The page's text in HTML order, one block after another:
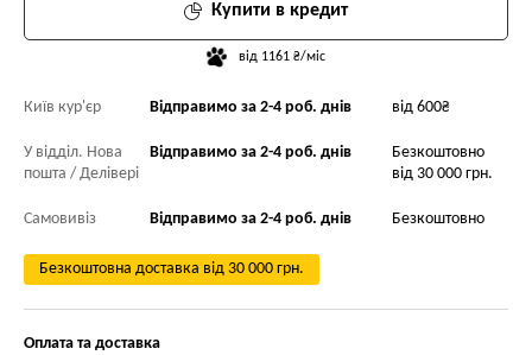
Купити в кредит
від 1161 ₴/міс
Київ кур'єр Відправимо за 2-4 роб. днів від 600₴
У відділ. Нова
пошта / Делівері
Відправимо за 2-4 роб. днів
Безкоштовно
від 30 000 грн.
Самовивіз Відправимо за 2-4 роб. днів Безкоштовно
Безкоштовна доставка від 30 000 грн.
Оплата та доставка